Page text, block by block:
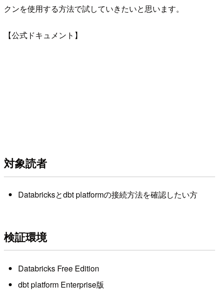
クンを使用する方法で試していきたいと思います。
【公式ドキュメント】
対象読者
Databricksとdbt platformの接続方法を確認したい方
検証環境
Databricks Free Edition
dbt platform Enterprise版